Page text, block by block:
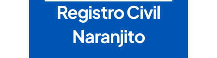
Registro Civil
Naranjito